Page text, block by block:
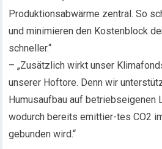
Produktionsabwärme zentral. So
und minimieren den Kostenblock
schneller.“
– „Zusätzlich wirkt unser
unserer Hoftore. Denn wir
Humusaufbau auf betriebseigenen
wodurch bereits emittier-tes CO2
gebunden wird.“